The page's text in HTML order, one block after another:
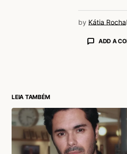
by Kátia Rocha
ADD A
LEIA TAMBÉM